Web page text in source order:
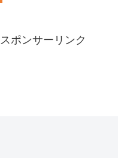
スポンサーリンク